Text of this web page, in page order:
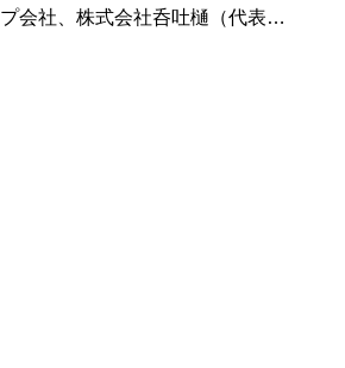
プ会社、株式会社呑吐樋（代表…